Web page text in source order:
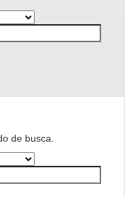
de busca.